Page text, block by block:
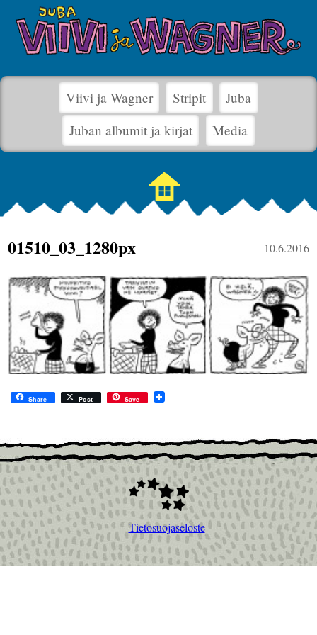
Viivi ja Wagner Stripit
Juba
Juban albumit ja kirjat
Media
10.6.2016
01510_03_1280px
Share Post Save
Tietosuojaseloste